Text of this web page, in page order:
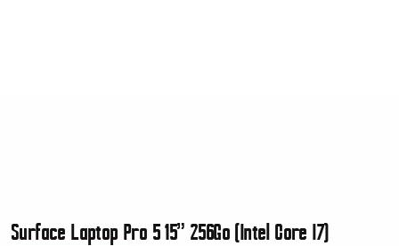
Surface Laptop Pro 5 15" 256Go (Intel Core I7)